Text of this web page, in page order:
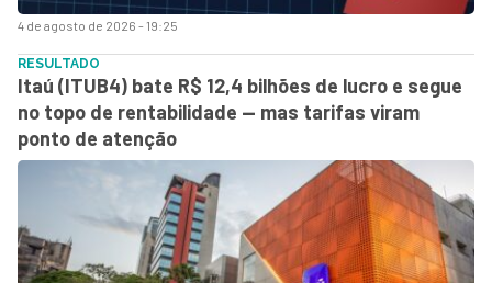
4 de agosto de 2026 - 19:25
RESULTADO
Itaú (ITUB4) bate R$ 12,4 bilhões de lucro e segue
no topo de rentabilidade — mas tarifas viram
ponto de atenção